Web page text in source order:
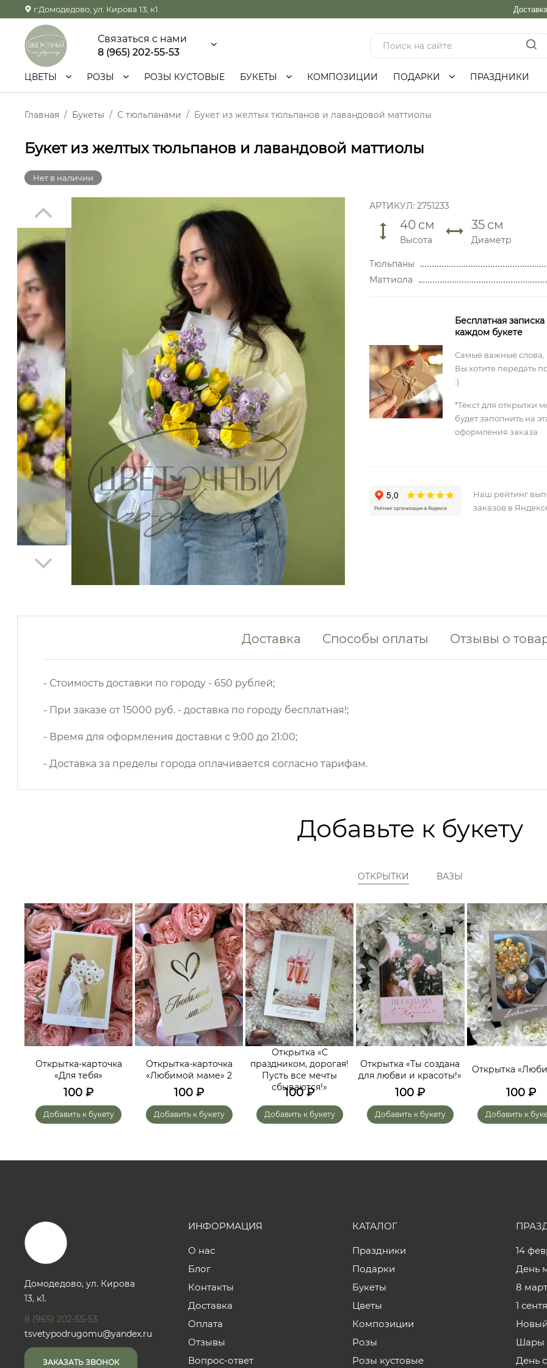
г.Домодедово, ул. Кирова 13, к1. Доставка
Связаться с нами
8 (965) 202-55-53
ЦВЕТЫ РОЗЫ РОЗЫ КУСТОВЫЕ БУКЕТЫ КОМПОЗИЦИИ ПОДАРКИ ПРАЗДНИКИ
Главная Букеты С тюльпанами Букет из желтых тюльпанов и лавандовой маттиолы
Букет из желтых тюльпанов и лавандовой маттиолы
Нет в наличии
АРТИКУЛ: 2751233
40 см
Высота
35 см
Диаметр
Тюльпаны
Маттиола
Бесплатная записка
каждом букете
Самые важные слова,
Вы хотите передать
:)
*Текст для открытки
будет заполнить на
оформления заказа
Наш рейтинг
заказов в
Доставка Способы оплаты Отзывы о
- Стоимость доставки по городу - 650 рублей;
- При заказе от 15000 руб. - доставка по городу бесплатная!;
- Время для оформления доставки с 9:00 до 21:00;
- Доставка за пределы города оплачивается согласно тарифам.
Добавьте к букету
ОТКРЫТКИ ВАЗЫ
Открытка-карточка
«Для тебя»
100 ₽
Добавить к букету
Открытка-карточка
«Любимой маме» 2
100 ₽
Добавить к букету
Открытка «С
праздником, дорогая!
Пусть все мечты
сбываются!»
100₽
Добавить к букету
Открытка «Ты создана
для любви и красоты!»
100 ₽
Добавить к букету
Открытка
100₽
Добавить к
Домодедово, ул. Кирова
13, к1.
8 (965) 202-55-53
tsvetypodrugomu@yandex.ru
ЗАКАЗАТЬ ЗВОНОК
ИНФОРМАЦИЯ
О нас
Блог
Контакты
Доставка
Оплата
Отзывы
Вопрос-ответ
КАТАЛОГ
Праздники
Подарки
Букеты
Цветы
Композиции
Розы
Розы кустовые
14
День
8
1
Шары
День